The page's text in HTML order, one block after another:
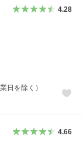
4.28
日を除く）
4.66